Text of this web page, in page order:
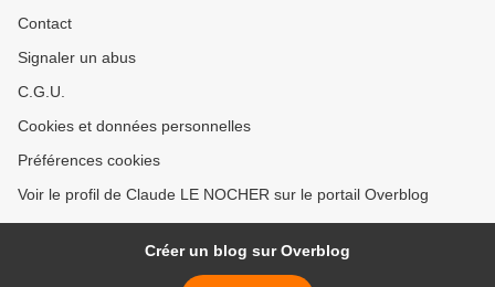
Contact
Signaler un abus
C.G.U.
Cookies et données personnelles
Préférences cookies
Voir le profil de Claude LE NOCHER sur le portail Overblog
Créer un blog sur Overblog